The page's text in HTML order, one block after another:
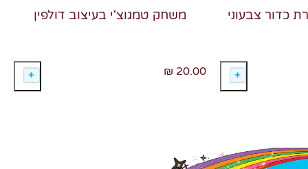
משחק טמגוצ'י בעיצוב דולפין
20.00 ₪
כדור צבעוני